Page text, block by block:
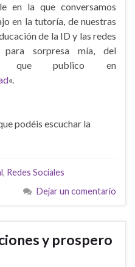
en la que conversamos
en la tutoría, de nuestras
de la ID y las redes
para sorpresa mía, del
que publico en
«.
podéis escuchar la
, Redes Sociales
Dejar un comentario
y prospero